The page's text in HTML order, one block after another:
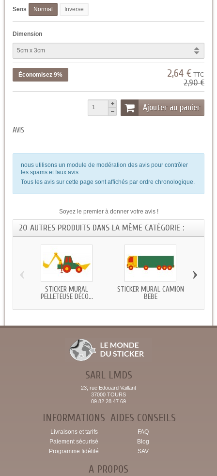
Sens Normal Inverse
Dimension
Économisez 9% 2,64 € TTC
2,90 €
Ajouter au panier
AVIS
nous utilisons un module de modération des avis pour contrôler
les spams et faux avis
Tous les avis sur cette page sont affichés par ordre chronologique.
Soyez le premier à donner votre avis !
20 AUTRES PRODUITS DANS LA MÊME CATÉGORIE :
STICKER MURAL
PELLETEUSE DÉCO...
STICKER MURAL CAMION
BEBE
‹ ›
SARL LMDS
23, rue Edouard Vaillant
37000 TOURS
09 82 28 47 69
INFORMATIONS
Livraisons et tarifs
Paiement sécurisé
Programme fidélité
AIDES CONSEILS
FAQ
Blog
SAV
A PROPOS